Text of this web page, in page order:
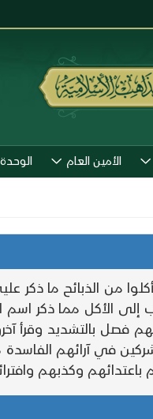
الأمين العام
من الذبائح ما
الأكل مما ذكر اسم
بالتشديد وقرأ
في آرائهم الفاسدة
وكذبهم